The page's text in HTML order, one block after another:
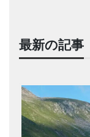
最新の記事